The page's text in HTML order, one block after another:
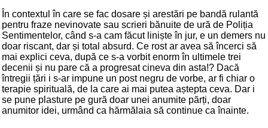
În contextul în care se fac dosare și arestări pe bandă rulantă
pentru fraze nevinovate sau scrieri bănuite de ură de Poliția
Sentimentelor, când s-a cam făcut liniște în jur, e un demers nu
doar riscant, dar și total absurd. Ce rost ar avea să încerci să
mai explici ceva, după ce s-a vorbit enorm în ultimele trei
decenii și nu pare că a progresat cineva din asta!? Dacă
întregii țări i s-ar impune un post negru de vorbe, ar fi chiar o
terapie spirituală, de la care ai mai putea aștepta ceva. Dar i
se pune plasture pe gură doar unei anumite părți, doar
anumitor idei, urmând ca hărmălaia să continue ca înainte.